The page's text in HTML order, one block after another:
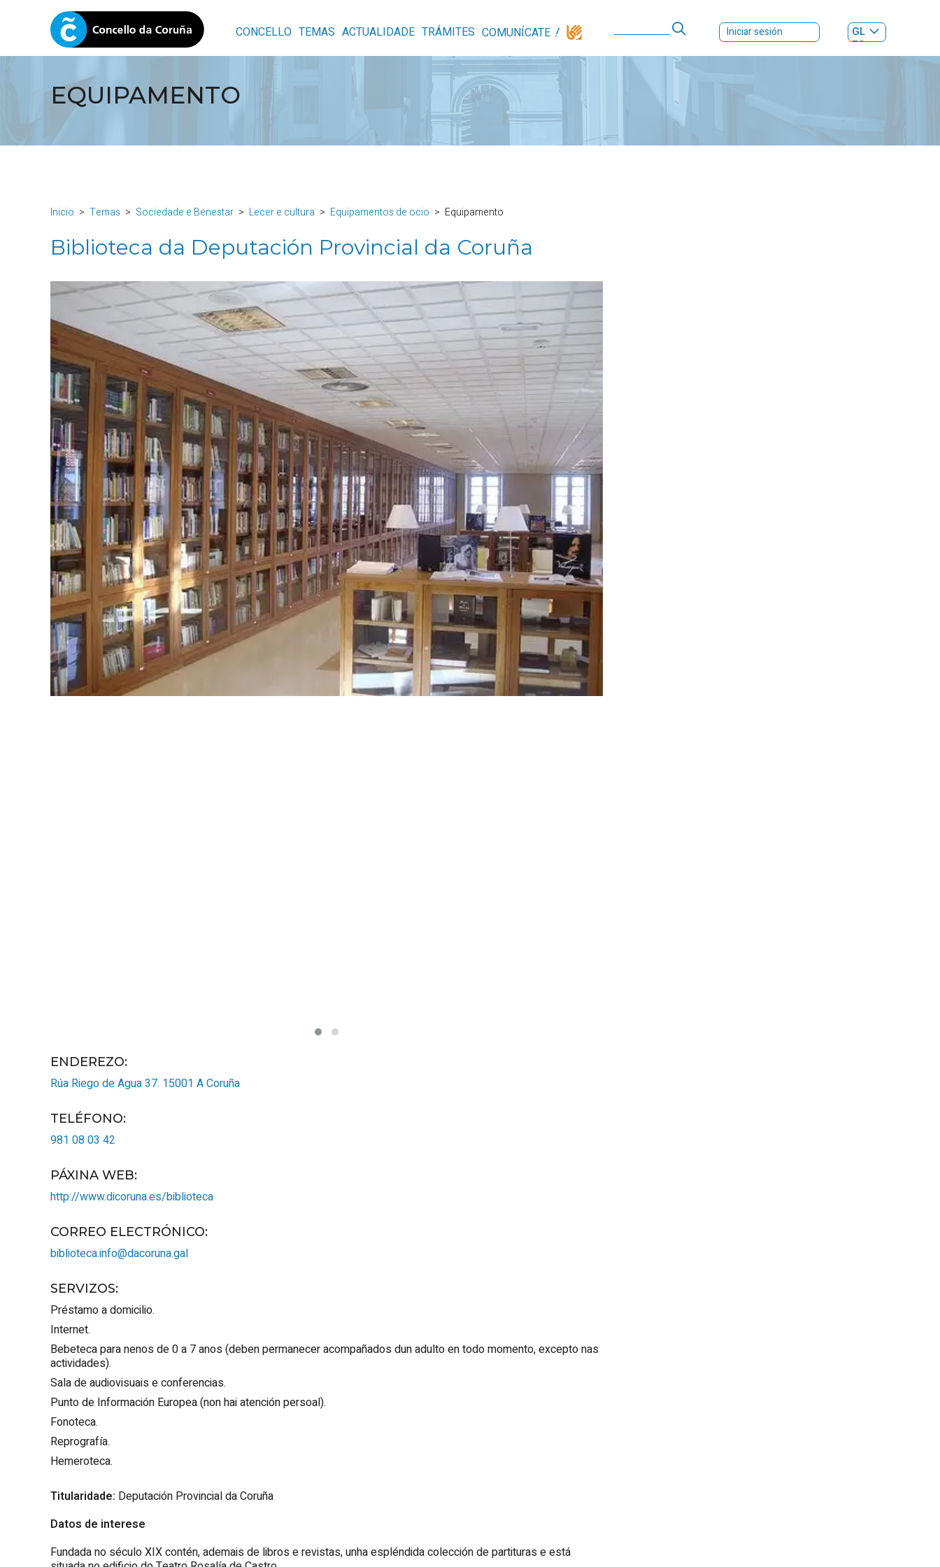
CONCELLO TEMAS ACTUALIDADE TRÁMITES COMUNÍCATE Iniciar sesión
GL
ES|
EQUIPAMENTO
Inicio Temas Sociedade e Benestar Lecer e cultura Equipamentos de ocio Equipamento
Biblioteca da Deputación Provincial da Coruña
ENDEREZO:
Rúa Riego de Agua 37. 15001 A Coruña
TELÉFONO:
981 08 03 42
PÁXINA WEB:
http://www.dicoruna.es/biblioteca
CORREO ELECTRÓNICO:
biblioteca.info@dacoruna.gal
SERVIZOS:
Préstamo a domicilio.
Internet.
Bebeteca para nenos de 0 a 7 anos (deben permanecer acompañados dun adulto en todo momento, excepto nas
actividades).
Sala de audiovisuais e conferencias.
Punto de Información Europea (non hai atención persoal).
Fonoteca.
Reprografía.
Hemeroteca.
Titularidade: Deputación Provincial da Coruña
Datos de interese
Fundada no século XIX contén, ademais de libros e revistas, unha espléndida colección de partituras e está